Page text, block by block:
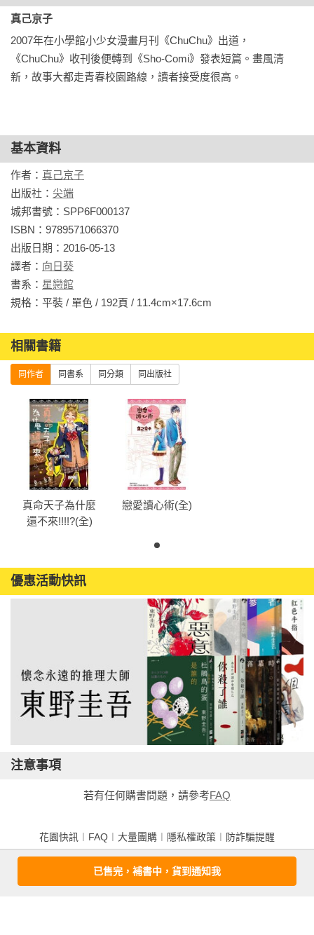
真己京子
2007年在小學館小少女漫畫月刊《ChuChu》出道，
《ChuChu》收刊後便轉到《Sho-Comi》發表短篇。畫風清
新，故事大都走青春校園路線，讀者接受度很高。
基本資料
作者： 真己京子
出版社： 尖端
城邦書號：SPP6F000137
ISBN：9789571066370
出版日期：2016-05-13
譯者： 向日葵
書系： 星戀館
規格：平裝 / 單色 / 192頁 / 11.4cm×17.6cm
相關書籍
同作者 同書系 同分類 同出版社
真命天子為什麼
還不來!!!!?(全)
戀愛讀心術(全)
優惠活動快訊
注意事項
若有任何購書問題，請參考FAQ
花園快訊 FAQ 大量團購 隱私權政策
防詐騙提醒
客服信箱︱客服專線：(02) 2500-7718
■ 版權所有，禁止轉載 ■
已售完，補書中，貨到通知我